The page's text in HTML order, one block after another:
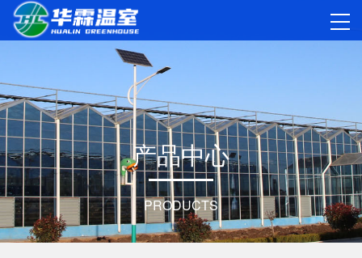
产品中心
PRODUCTS